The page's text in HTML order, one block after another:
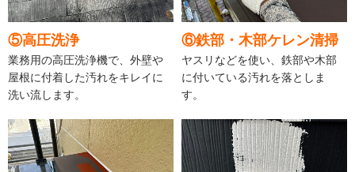
⑤高圧洗浄
業務用の高圧洗浄機で、外壁や
屋根に付着した汚れをキレイに
洗い流します。
⑥鉄部・木部ケレン清掃
ヤスリなどを使い、鉄部や木部
に付いている汚れを落としま
す。